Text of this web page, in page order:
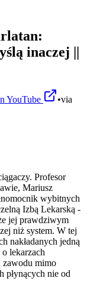
inaczej ||
YouTube •via
Profesor
Mariusz
wybitnych
Izbą Lekarską -
jej prawdziwym
niż system. W tej
nakładanych jedną
lekarzach
zawodu mimo
płynących nie od